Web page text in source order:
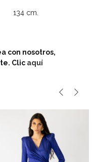
cm.
con nosotros,
Clic aquí